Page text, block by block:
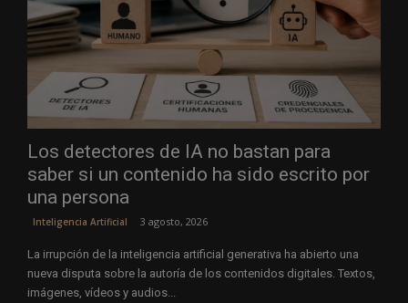
Los detectores de IA no bastan para
saber si un contenido ha sido escrito por
una persona
Inteligencia Artificial 3 agosto, 2026
La irrupción de la inteligencia artificial generativa ha abierto una
nueva disputa sobre la autoría de los contenidos digitales. Textos,
imágenes, vídeos y audios...